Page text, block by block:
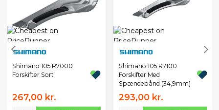
Shimano 105 R7000
Forskifter Sort
267,00 kr.
Shimano 105 R7100
Forskifter Med
Spændebånd (34,9mm)
293,00 kr.